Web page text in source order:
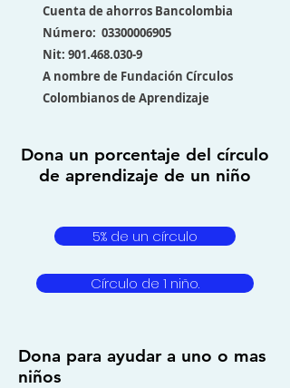
Cuenta de ahorros Bancolombia
Número: 03300006905
Nit: 901.468.030-9
A nombre de Fundación Círculos
Colombianos de Aprendizaje
Dona un porcentaje del círculo
de aprendizaje de un niño
5% de un círculo
Círculo de 1 niño.
Dona para ayudar a uno o mas
niños